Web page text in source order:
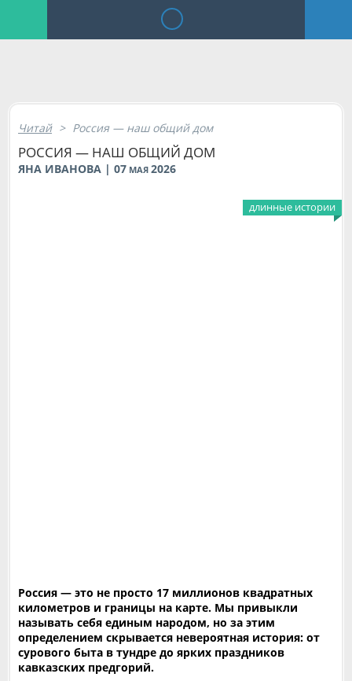
Читай > Россия — наш общий дом
РОССИЯ — НАШ ОБЩИЙ ДОМ
ЯНА ИВАНОВА | 07 МАЯ 2026
длинные истории
Россия — это не просто 17 миллионов квадратных
километров и границы на карте. Мы привыкли
называть себя единым народом, но за этим
определением скрывается невероятная история: от
сурового быта в тундре до ярких праздников
кавказских предгорий.